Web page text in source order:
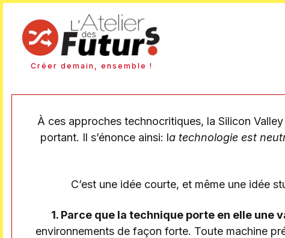
Créer demain, ensemble !
À ces approches technocritiques, la Silicon
portant. Il s’énonce ainsi: la technologie est
C’est une idée courte, et même une idée
1. Parce que la technique porte en elle une
environnements de façon forte. Toute machine